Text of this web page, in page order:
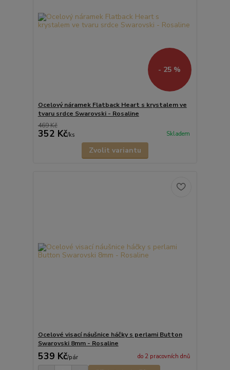
- 25 %
Ocelový náramek Flatback Heart s krystalem ve
tvaru srdce Swarovski - Rosaline
469 Kč
352 Kč/ks Skladem
Zvolit variantu
Ocelové visací náušnice háčky s perlami Button
Swarovski 8mm - Rosaline
539 Kč/pár do 2 pracovních dnů